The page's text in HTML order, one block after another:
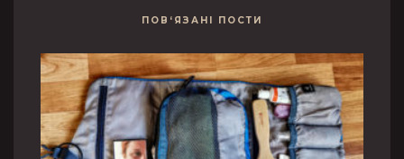
ПОВ‘ЯЗАНІ ПОСТИ